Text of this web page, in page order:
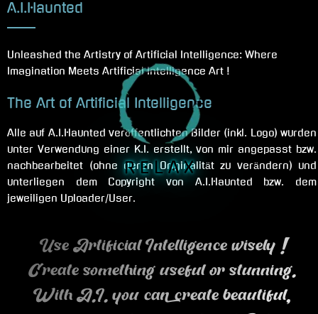
R E L A X
A.I.Haunted
Unleashed the Artistry of Artificial Intelligence: Where
Imagination Meets Artificial Intelligence Art !
The Art of Artificial Intelligence
Alle auf A.I.Haunted veröffentlichten Bilder (inkl. Logo) wurden
unter Verwendung einer K.I. erstellt, von mir angepasst bzw.
nachbearbeitet (ohne deren Originalität zu verändern) und
unterliegen dem Copyright von A.I.Haunted bzw. dem
jeweiligen Uploader/User.
Use Artificial Intelligence wisely !
Create something useful or stunning.
With A.I. you can create beautiful,